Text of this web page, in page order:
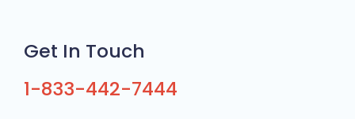
Get In Touch
1-833-442-7444